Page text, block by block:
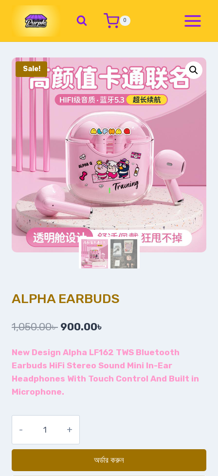
0
Sale!
ALPHA EARBUDS
1,050.00৳ 900.00৳
New Design Alpha LF162 TWS Bluetooth
Earbuds HiFi Stereo Sound Mini In-Ear
Headphones With Touch Control And Built in
Microphone.
অর্ডার করুন